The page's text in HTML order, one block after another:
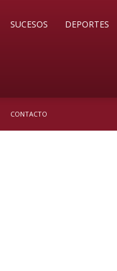
SUCESOS DEPORTES
CONTACTO